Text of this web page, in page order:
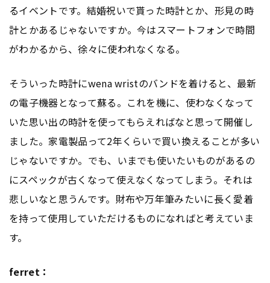
るイベントです。結婚祝いで貰った時計とか、形見の時
計とかあるじゃないですか。今はスマートフォンで時間
がわかるから、徐々に使われなくなる。
そういった時計にwena wristのバンドを着けると、最新
の電子機器となって蘇る。これを機に、使わなくなって
いた思い出の時計を使ってもらえればなと思って開催し
ました。家電製品って2年くらいで買い換えることが多い
じゃないですか。でも、いまでも使いたいものがあるの
にスペックが古くなって使えなくなってしまう。それは
悲しいなと思うんです。財布や万年筆みたいに長く愛着
を持って使用していただけるものになればと考えていま
す。
ferret：